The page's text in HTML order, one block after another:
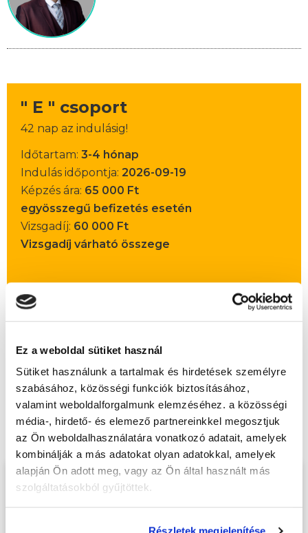
Ez a weboldal sütiket használ
Sütiket használunk a tartalmak és hirdetések személyre
szabásához, közösségi funkciók biztosításához,
valamint weboldalforgalmunk elemzéséhez. a közösségi
média-, hirdető- és elemező partnereinkkel megosztjuk
az Ön weboldalhasználatára vonatkozó adatait, amelyek
kombinálják a más adatokat olyan adatokkal, amelyek
alapján Ön adott meg, vagy az Ön által használt más
szolgáltatásokból gyűjtöttek.
" E " csoport
42 nap az indulásig!
Időtartam: 3-4 hónap
Indulás időpontja: 2026-09-19
Képzés ára: 65 000 Ft
egyösszegű befizetés esetén
Vizsgadíj: 60 000 Ft
Vizsgadíj várható összege
Igen
Végezd elTársasházkezelő szakképesítés
online tanfolyam - Szekszárd
tanfolyamunkat és váltsd valóra az álmaidat!
Töltsd ki adatlapunkat,
hogy eljuttathassuk Hozzád
INGYENES és MINDEN